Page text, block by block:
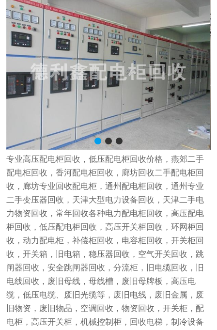
专业高压配电柜回收 ，低压配电柜回收价格，燕郊二手
配电柜回收 ，香河配电柜回收 ，廊坊回收二手配电柜回
收 ，廊坊专业回收配电柜，通州 配电柜回收 ，通州专业
二手变压器回收 ，天津大型电力设备回收 ，天津二手电
力物资回收 ，常年回收各种电力配电柜回收 ，高压配电
柜回收 ，低压配电柜回收 ，高压开关柜回收，环网柜回
收，动力配电柜，补偿柜回收，电容柜回收，开关柜回
收，开关箱，旧电箱，稳压器回收，空气开关回收，跳
闸器回收，安全跳闸器回收，分流柜，旧电缆回收，旧
电线回收，废旧母线，母线槽，废旧母牌板，高压电
缆，低压电缆、废旧光缆等，废旧电线，废旧金属，废
旧物资，废旧物品，空调回收，物资回收，开关柜，配
电柜，高压开关柜，机械控制柜，回收电梯，制冷设备